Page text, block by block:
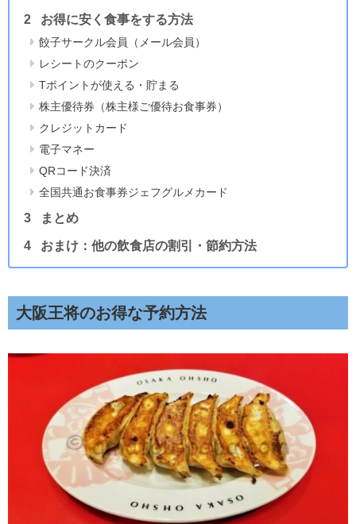
お得に安く食事をする方法
餃子サークル会員（メール会員）
レシートのクーポン
Tポイントが使える・貯まる
株主優待券（株主様ご優待お食事券）
クレジットカード
電子マネー
QRコード決済
全国共通お食事券ジェフグルメカード
まとめ
おまけ：他の飲食店の割引・節約方法
大阪王将のお得な予約方法